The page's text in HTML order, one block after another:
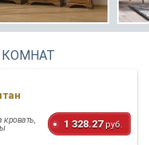
кровать, 1 328.27 руб.